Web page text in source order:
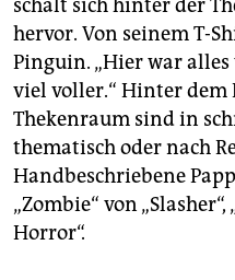
schält sich hinter der
hervor. Von seinem T-
Pinguin. „Hier war
viel voller.“ Hinter dem
Thekenraum sind in
thematisch oder nach
Handbeschriebene
„Zombie“ von
Horror“.